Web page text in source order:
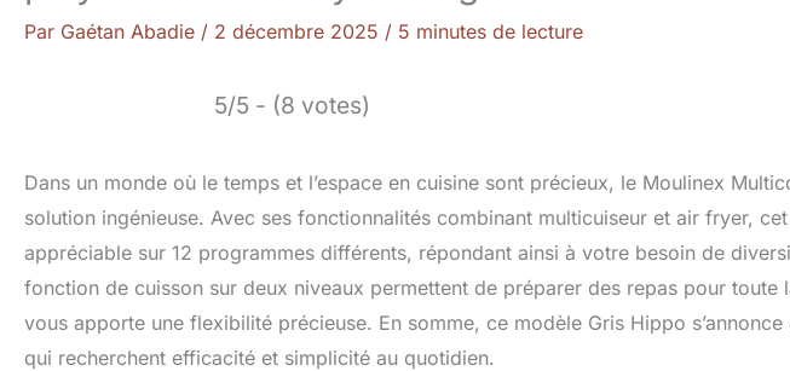
Par Gaétan Abadie / 2 décembre 2025 / 5 minutes de lecture
5/5 - (8 votes)
Dans un monde où le temps et l’espace en cuisine sont précieux, le Moulinex
solution ingénieuse. Avec ses fonctionnalités combinant multicuiseur et air fryer,
appréciable sur 12 programmes différents, répondant ainsi à votre besoin de
fonction de cuisson sur deux niveaux permettent de préparer des repas pour
vous apporte une flexibilité précieuse. En somme, ce modèle Gris Hippo
qui recherchent efficacité et simplicité au quotidien.